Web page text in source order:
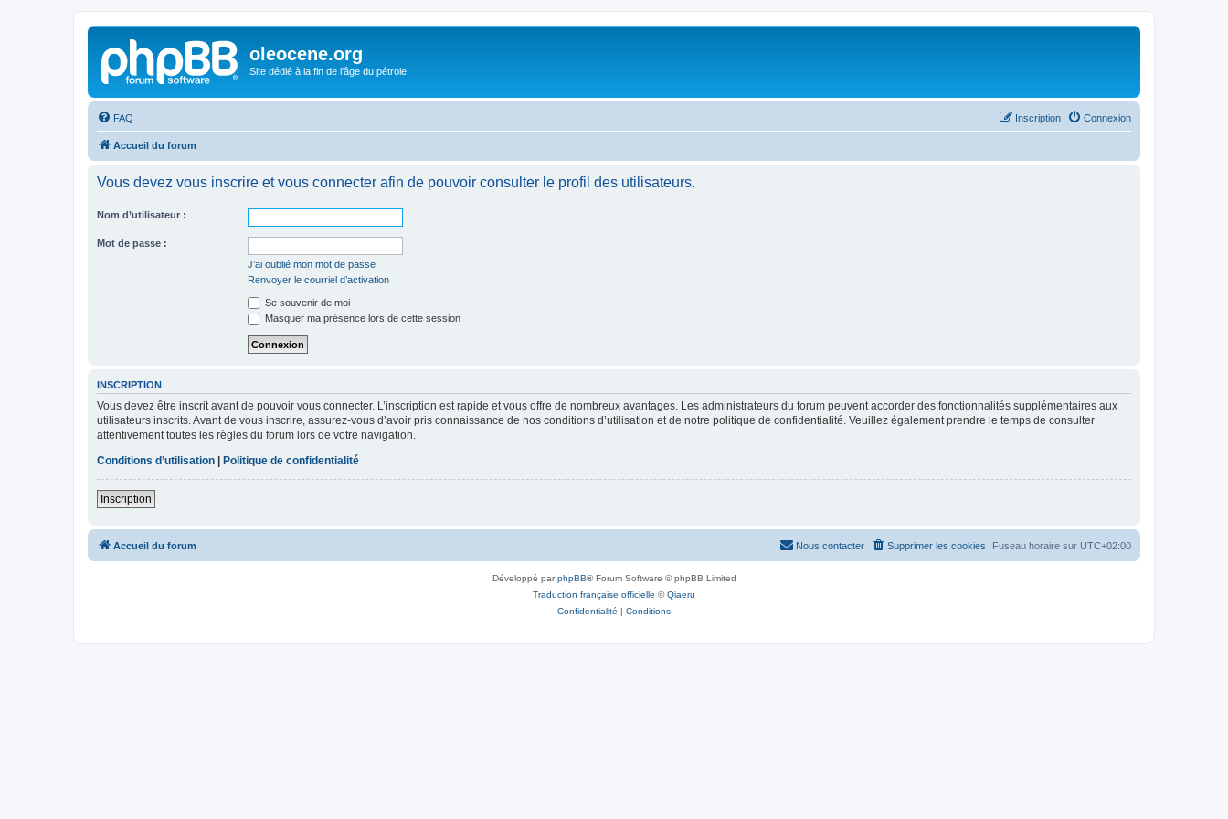
oleocene.org
Site dédié à la fin de l'âge du pétrole
FAQ Connexion
Inscription
Accueil du forum
Vous devez vous inscrire et vous connecter afin de pouvoir consulter le profil des utilisateurs.
Nom d’utilisateur :
Mot de passe :
J’ai oublié mon mot de passe
Renvoyer le courriel d’activation
Se souvenir de moi
Masquer ma présence lors de cette session
INSCRIPTION
Vous devez être inscrit avant de pouvoir vous connecter. L’inscription est rapide et vous offre de nombreux avantages. Les administrateurs du forum peuvent accorder des fonctionnalités supplémentaires aux
utilisateurs inscrits. Avant de vous inscrire, assurez-vous d’avoir pris connaissance de nos conditions d’utilisation et de notre politique de confidentialité. Veuillez également prendre le temps de consulter
attentivement toutes les règles du forum lors de votre navigation.
Conditions d’utilisation
Politique de confidentialité
Inscription
Accueil du forum Fuseau horaire sur UTC+02:00
Supprimer les cookies
Nous contacter
Développé parphpBB® Forum Software © phpBB Limited
Traduction française officielle ©Qiaeru
Confidentialité | Conditions